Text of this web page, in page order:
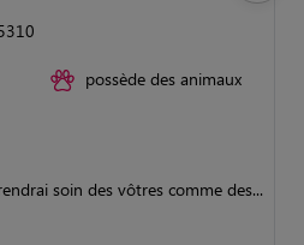
possède des animaux
soin des vôtres comme des...